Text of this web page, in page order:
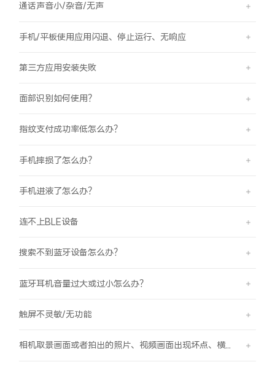
通话声音小/杂音/无声
手机/平板使用应用闪退、停止运行、无响应
第三方应用安装失败
面部识别如何使用？
指纹支付成功率低怎么办？
手机摔损了怎么办？
手机进液了怎么办？
连不上BLE设备
搜索不到蓝牙设备怎么办？
蓝牙耳机音量过大或过小怎么办？
触屏不灵敏/无功能
相机取景画面或者拍出的照片、视频画面出现坏点、横线、竖线的现象